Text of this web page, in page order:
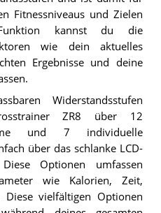
Fitnessniveaus und Zielen
kannst du die
wie dein aktuelles
Ergebnisse und deine
Widerstandsstufen
ZR8 über 12
und 7 individuelle
über das schlanke LCD-
Optionen umfassen
wie Kalorien, Zeit,
Diese vielfältigen Optionen